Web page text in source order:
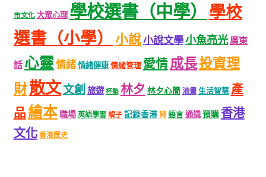
市文化 大眾心理 學校選書（中學）
學校
選書（小學）
小說小說文學小魚亮光廣東
話 心靈情緒情緒健康情緒管理 愛情成長投資理
財散文文創 旅遊 杯墊 林夕 林夕心簡 油畫 生活智慧 產
品繪本職場 英語學習 親子 記錄香港 詩 語言通識預購香港
文化 香港歷史